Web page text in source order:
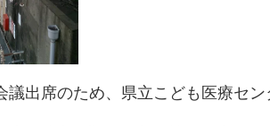
議出席のため、県立こども医療セ